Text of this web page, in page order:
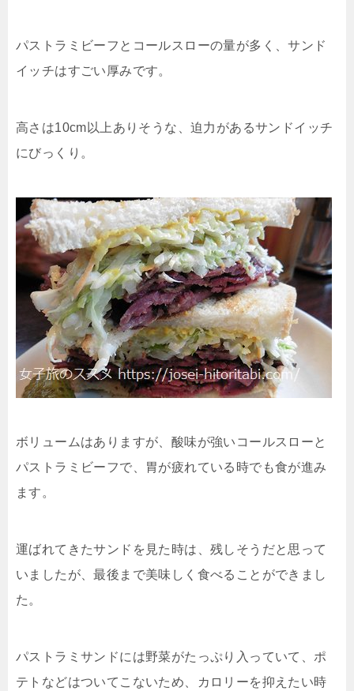
パストラミビーフとコールスローの量が多く、サンド
イッチはすごい厚みです。
高さは10cm以上ありそうな、迫力があるサンドイッチ
にびっくり。
ボリュームはありますが、酸味が強いコールスローと
パストラミビーフで、胃が疲れている時でも食が進み
ます。
運ばれてきたサンドを見た時は、残しそうだと思って
いましたが、最後まで美味しく食べることができまし
た。
パストラミサンドには野菜がたっぷり入っていて、ポ
テトなどはついてこないため、カロリーを抑えたい時